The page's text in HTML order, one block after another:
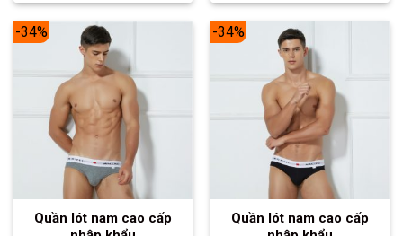
-34%
Quần lót nam cao cấp
-34%
Quần lót nam cao cấp